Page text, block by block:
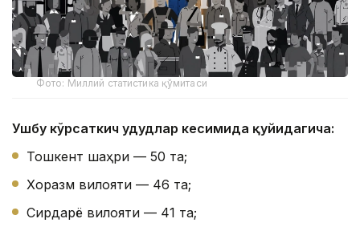
Фото: Миллий статистика қўмитаси
Ушбу кўрсаткич ҳудудлар кесимида қуйидагича:
Тошкент шаҳри — 50 та;
Хоразм вилояти — 46 та;
Сирдарё вилояти — 41 та;